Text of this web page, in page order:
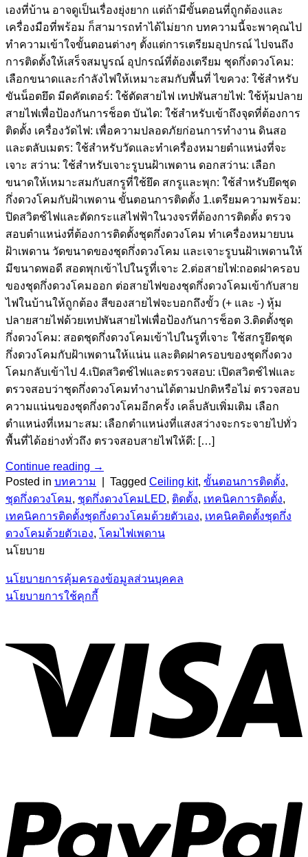
เองที่บ้าน อาจดูเป็นเรื่องยุ่งยาก แต่ถ้ามีขั้นตอนที่ถูกต้องและ
เครื่องมือที่พร้อม ก็สามารถทำได้ไม่ยาก บทความนี้จะพาคุณไป
ทำความเข้าใจขั้นตอนต่างๆ ตั้งแต่การเตรียมอุปกรณ์ ไปจนถึง
การติดตั้งให้เสร็จสมบูรณ์ อุปกรณ์ที่ต้องเตรียม ชุดกึ่งดวงโคม:
เลือกขนาดและกำลังไฟให้เหมาะสมกับพื้นที่ ไขควง: ใช้สำหรับ
ขันน็อตยึด มีดคัตเตอร์: ใช้ตัดสายไฟ เทปพันสายไฟ: ใช้หุ้มปลาย
สายไฟเพื่อป้องกันการช็อต บันได: ใช้สำหรับเข้าถึงจุดที่ต้องการ
ติดตั้ง เครื่องวัดไฟ: เพื่อความปลอดภัยก่อนการทำงาน ดินสอ
และตลับเมตร: ใช้สำหรับวัดและทำเครื่องหมายตำแหน่งที่จะ
เจาะ สว่าน: ใช้สำหรับเจาะรูบนฝ้าเพดาน ดอกสว่าน: เลือก
ขนาดให้เหมาะสมกับสกรูที่ใช้ยึด สกรูและพุก: ใช้สำหรับยึดชุด
กึ่งดวงโคมกับฝ้าเพดาน ขั้นตอนการติดตั้ง 1.เตรียมความพร้อม:
ปิดสวิตช์ไฟและตัดกระแสไฟฟ้าในวงจรที่ต้องการติดตั้ง ตรวจ
สอบตำแหน่งที่ต้องการติดตั้งชุดกึ่งดวงโคม ทำเครื่องหมายบน
ฝ้าเพดาน วัดขนาดของชุดกึ่งดวงโคม และเจาะรูบนฝ้าเพดานให้
มีขนาดพอดี สอดพุกเข้าไปในรูที่เจาะ 2.ต่อสายไฟ:ถอดฝาครอบ
ของชุดกึ่งดวงโคมออก ต่อสายไฟของชุดกึ่งดวงโคมเข้ากับสาย
ไฟในบ้านให้ถูกต้อง สีของสายไฟจะบอกถึงขั้ว (+ และ -) หุ้ม
ปลายสายไฟด้วยเทปพันสายไฟเพื่อป้องกันการช็อต 3.ติดตั้งชุด
กึ่งดวงโคม: สอดชุดกึ่งดวงโคมเข้าไปในรูที่เจาะ ใช้สกรูยึดชุด
กึ่งดวงโคมกับฝ้าเพดานให้แน่น และติดฝาครอบของชุดกึ่งดวง
โคมกลับเข้าไป 4.เปิดสวิตช์ไฟและตรวจสอบ: เปิดสวิตช์ไฟและ
ตรวจสอบว่าชุดกึ่งดวงโคมทำงานได้ตามปกติหรือไม่ ตรวจสอบ
ความแน่นของชุดกึ่งดวงโคมอีกครั้ง เคล็บลับเพิ่มเติม เลือก
ตำแหน่งที่เหมาะสม: เลือกตำแหน่งที่แสงสว่างจะกระจายไปทั่ว
พื้นที่ได้อย่างทั่วถึง ตรวจสอบสายไฟให้ดี: […]
Continue reading →
Posted in บทความ Tagged Ceiling kit, ขั้นตอนการติดตั้ง,
ชุดกึ่งดวงโคม, ชุดกึ่งดวงโคมLED, ติดตั้ง, เทคนิคการติดตั้ง,
เทคนิคการติดตั้งชุดกึ่งดวงโคมด้วยตัวเอง, เทคนิคติดตั้งชุดกึ่ง
ดวงโคมด้วยตัวเอง, โคมไฟเพดาน
นโยบาย
นโยบายการคุ้มครองข้อมูลส่วนบุคคล
นโยบายการใช้คุกกี้